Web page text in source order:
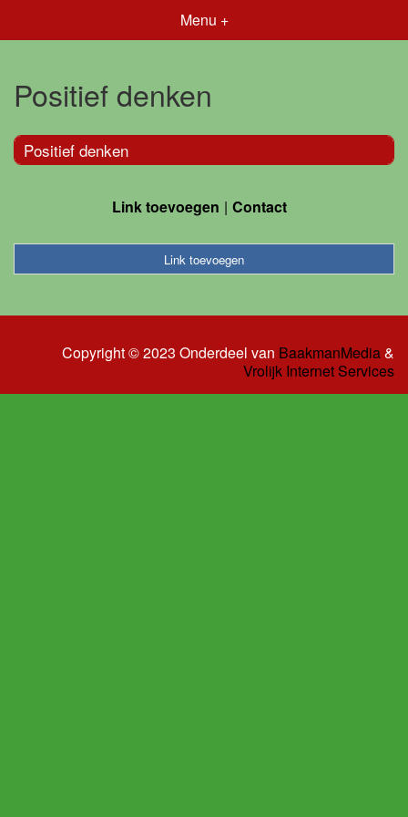
Menu +
Positief denken
Positief denken
Link toevoegen Contact
Link toevoegen
Copyright © 2023 Onderdeel van BaakmanMedia&
Vrolijk Internet Services